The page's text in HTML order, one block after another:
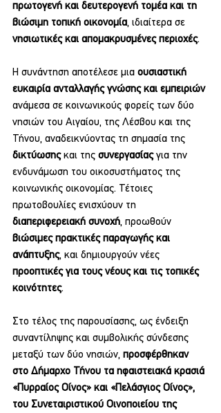
πρωτογενή και δευτερογενή τομέα και τη
βιώσιμη τοπική οικονομία, ιδιαίτερα σε
νησιωτικές και απομακρυσμένες περιοχές.
Η συνάντηση αποτέλεσε μια ουσιαστική
ευκαιρία ανταλλαγής γνώσης και εμπειριών
ανάμεσα σε κοινωνικούς φορείς των δύο
νησιών του Αιγαίου, της Λέσβου και της
Τήνου, αναδεικνύοντας τη σημασία της
δικτύωσης και της συνεργασίας για την
ενδυνάμωση του οικοσυστήματος της
κοινωνικής οικονομίας. Τέτοιες
πρωτοβουλίες ενισχύουν τη
διαπεριφερειακή συνοχή, προωθούν
βιώσιμες πρακτικές παραγωγής και
ανάπτυξης, και δημιουργούν νέες
προοπτικές για τους νέους και τις τοπικές
κοινότητες.
Στο τέλος της παρουσίασης, ως ένδειξη
συναντίληψης και συμβολικής σύνδεσης
μεταξύ των δύο νησιών, προσφέρθηκαν
στο Δήμαρχο Τήνου τα ηφαιστειακά κρασιά
«Πυρραίος Οίνος» και «Πελάσγιος Οίνος»,
του Συνεταιριστικού Οινοποιείου της